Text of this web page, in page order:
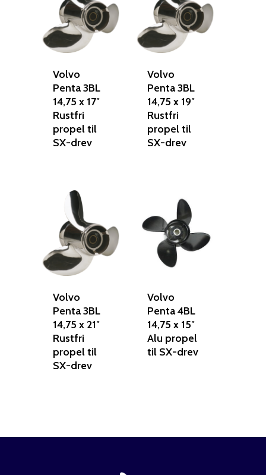
Volvo
Penta 3BL
14,75 x 17″
Rustfri
propel til
SX-drev
Volvo
Penta 3BL
14,75 x 19″
Rustfri
propel til
SX-drev
Volvo
Penta 3BL
14,75 x 21″
Rustfri
propel til
SX-drev
Volvo
Penta 4BL
14,75 x 15″
Alu propel
til SX-drev
Reparation
Montering af propel
Kontakt